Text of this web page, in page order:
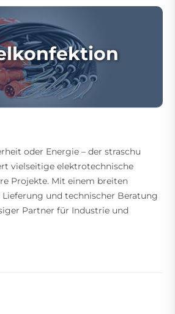
oder Energie – der straschu
vielseitige elektrotechnische
Projekte. Mit einem breiten
und technischer Beratung
Partner für Industrie und